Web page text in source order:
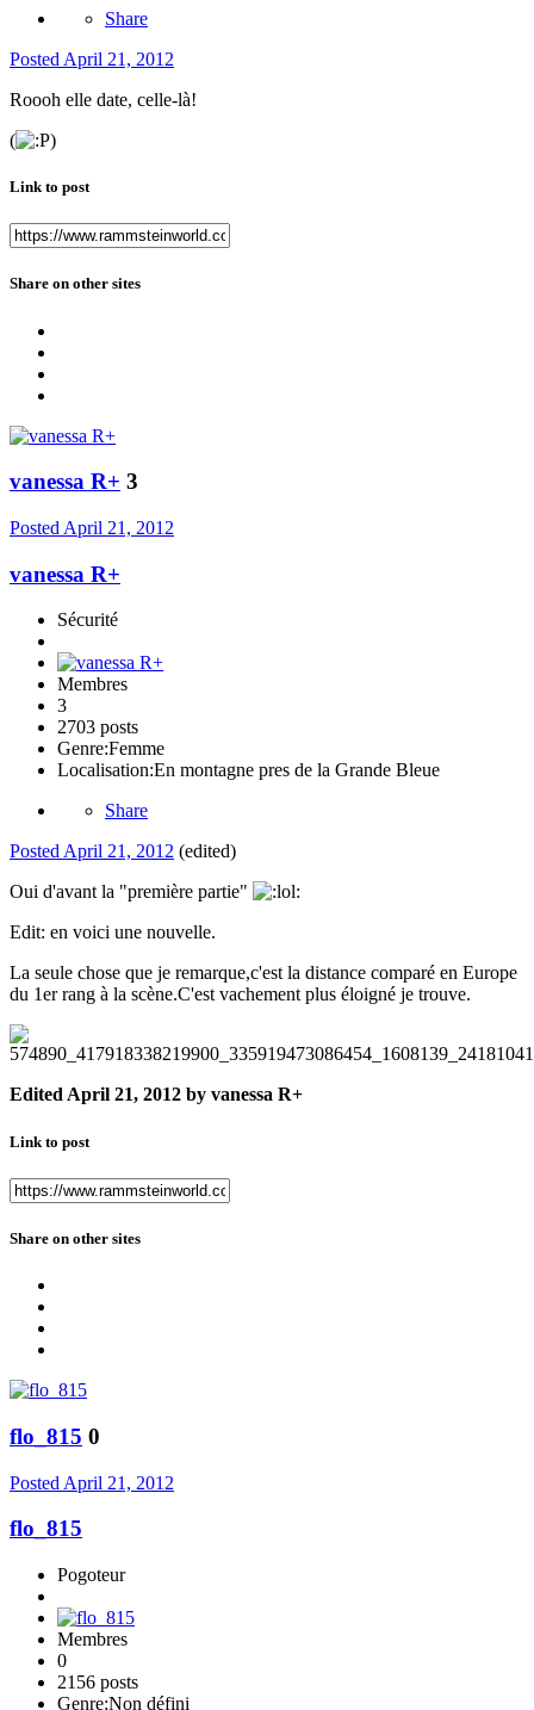
Share
Posted April 21, 2012
Roooh elle date, celle-là!
(
)
Link to post
Share on other sites
vanessa R+ 3
Posted April 21, 2012
vanessa R+
Sécurité
Membres
3
2703 posts
Genre:Femme
Localisation:En montagne pres de la Grande Bleue
Share
PostedApril 21, 2012 (edited)
Oui d'avant la "première partie"
Edit: en voici une nouvelle.
La seule chose que je remarque,c'est la distance comparé en Europe
du 1er rang à la scène.C'est vachement plus éloigné je trouve.
EditedApril 21, 2012 by vanessa R+
Link to post
Share on other sites
flo_815 0
Posted April 21, 2012
flo_815
Pogoteur
Membres
0
2156 posts
Genre:Non défini